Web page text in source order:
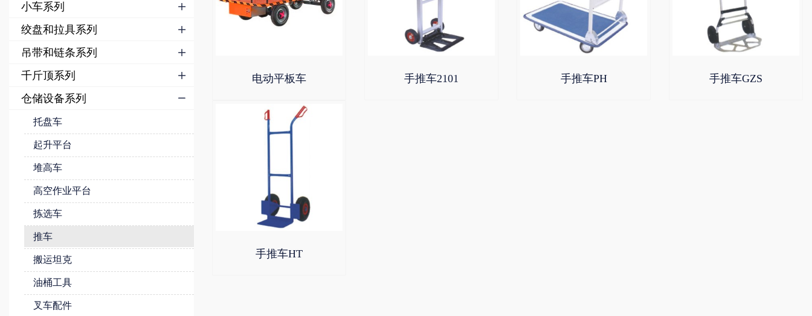
小车系列 
绞盘和拉具系列 
吊带和链条系列 
千斤顶系列 
仓储设备系列
托盘车
起升平台
堆高车
高空作业平台
拣选车
推车
搬运坦克
油桶工具
叉车配件

电动平板车 手推车2101 手推车PH 手推车GZS
手推车HT